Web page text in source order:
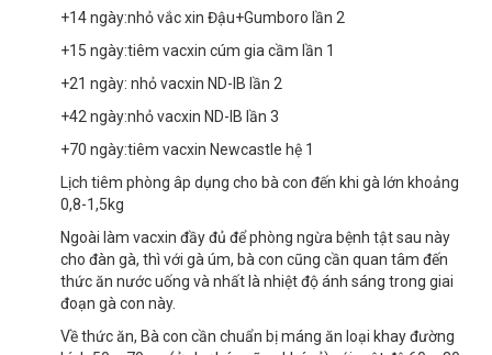
+14 ngày:nhỏ vắc xin Đậu+Gumboro lần 2
+15 ngày:tiêm vacxin cúm gia cầm lần 1
+21 ngày: nhỏ vacxin ND-IB lần 2
+42 ngày:nhỏ vacxin ND-IB lần 3
+70 ngày:tiêm vacxin Newcastle hệ 1
Lịch tiêm phòng âp dụng cho bà con đến khi gà lớn khoảng
0,8-1,5kg
Ngoài làm vacxin đầy đủ để phòng ngừa bệnh tật sau này
cho đàn gà, thì với gà úm, bà con cũng cần quan tâm đến
thức ăn nước uống và nhất là nhiệt độ ánh sáng trong giai
đoạn gà con này.
Về thức ăn, Bà con cần chuẩn bị máng ăn loại khay đường